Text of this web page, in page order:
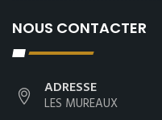
NOUS CONTACTER
ADRESSE
LES MUREAUX